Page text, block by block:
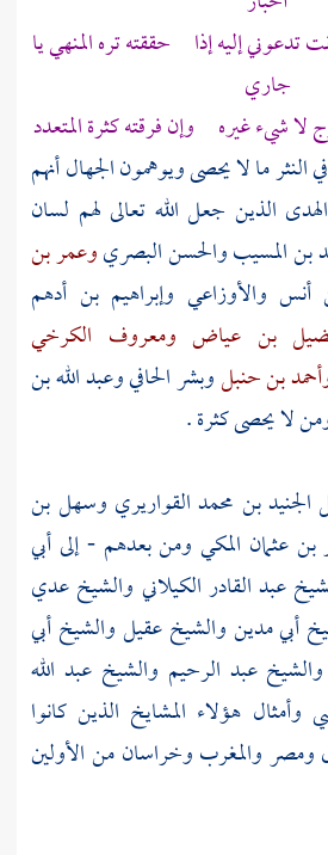
تدعوني إليه إذا حققته تره المنهي يا
جاري
لا شيء غيره وإن فرقته كثرة المتعدد
النثر ما لا يحصى ويوهمون الجهال أنهم
الذين جعل الله تعالى لهم لسان
بن المسيبوالحسن البصريوعمر بن
أنس والأوزاعي وإبراهيم بن أدهم
بن عياض ومعروف الكرخي
بن حنبلوبشر الحافيوعبد الله بن
لا يحصى كثرة .
الجنيد بن محمد القواريري وسهل بن
عثمان المكي ومن بعدهم - إلىأبي
عبد القادر الكيلاني والشيخ عدي
أبي مدينوالشيخ عقيلوالشيخ أبي
والشيخ عبد الرحيم والشيخ عبد الله
وأمثال هؤلاء المشايخ الذين كانوا
ومصروالمغربوخراسانمن الأولين